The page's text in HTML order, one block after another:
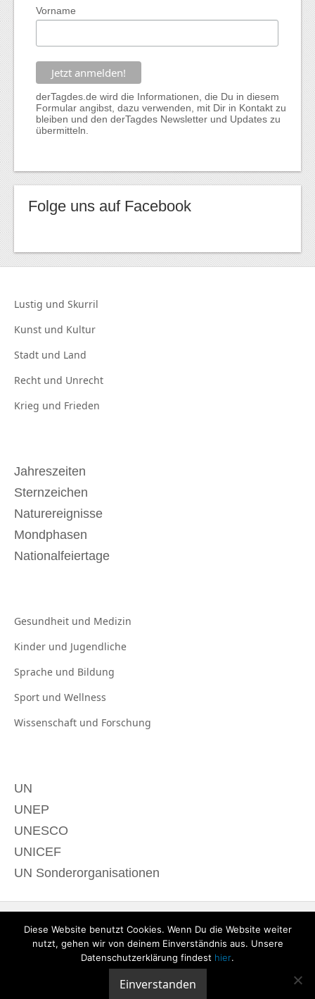
Vorname
derTagdes.de wird die Informationen, die Du in diesem
Formular angibst, dazu verwenden, mit Dir in Kontakt zu
bleiben und den derTagdes Newsletter und Updates zu
übermitteln.
Folge uns auf Facebook
Lustig und Skurril
Kunst und Kultur
Stadt und Land
Recht und Unrecht
Krieg und Frieden
Jahreszeiten
Sternzeichen
Naturereignisse
Mondphasen
Nationalfeiertage
Gesundheit und Medizin
Kinder und Jugendliche
Sprache und Bildung
Sport und Wellness
Wissenschaft und Forschung
UN
UNEP
UNESCO
UNICEF
UN Sonderorganisationen
Diese Website benutzt Cookies. Wenn Du die Website weiter
nutzt, gehen wir von deinem Einverständnis aus. Unsere
Datenschutzerklärung findest hier.
Einverstanden